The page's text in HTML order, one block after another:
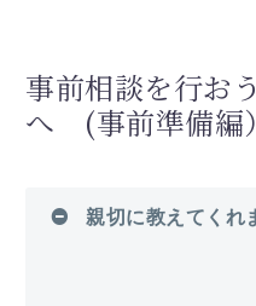
事前相談を行お
へ (事前準備編）
親切に教えてくれ